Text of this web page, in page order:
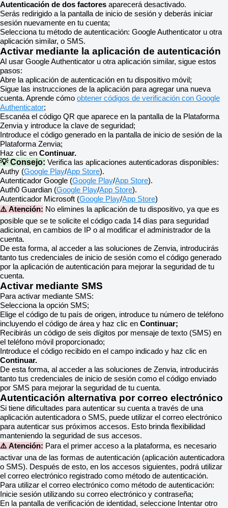
Autenticación de dos factores aparecerá desactivado.
Serás redirigido a la pantalla de inicio de sesión y deberás iniciar
sesión nuevamente en tu cuenta;
Selecciona tu método de autenticación: Google Authenticator u otra
aplicación similar, o SMS.
Activar mediante la aplicación de autenticación
Al usar Google Authenticator u otra aplicación similar, sigue estos
pasos:
Abre la aplicación de autenticación en tu dispositivo móvil;
Sigue las instrucciones de la aplicación para agregar una nueva
cuenta. Aprende cómo obtener códigos de verificación con Google
Authenticator;
Escanéa el código QR que aparece en la pantalla de la Plataforma
Zenvia y introduce la clave de seguridad;
Introduce el código generado en la pantalla de inicio de sesión de la
Plataforma Zenvia;
Haz clic en Continuar.
💡 Consejo: Verifica las aplicaciones autenticadoras disponibles:
Authy (Google Play/App Store).
Autenticador Google (Google Play/App Store).
Auth0 Guardian (Google Play/App Store).
Autenticador Microsoft (Google Play/App Store)
⚠️ Atención: No elimines la aplicación de tu dispositivo, ya que es
posible que se te solicite el código cada 14 días para seguridad
adicional, en cambios de IP o al modificar el administrador de la
cuenta.
De esta forma, al acceder a las soluciones de Zenvia, introducirás
tanto tus credenciales de inicio de sesión como el código generado
por la aplicación de autenticación para mejorar la seguridad de tu
cuenta.
Activar mediante SMS
Para activar mediante SMS:
Selecciona la opción SMS;
Elige el código de tu país de origen, introduce tu número de teléfono
incluyendo el código de área y haz clic en Continuar;
Recibirás un código de seis dígitos por mensaje de texto (SMS) en
el teléfono móvil proporcionado;
Introduce el código recibido en el campo indicado y haz clic en
Continuar.
De esta forma, al acceder a las soluciones de Zenvia, introducirás
tanto tus credenciales de inicio de sesión como el código enviado
por SMS para mejorar la seguridad de tu cuenta.
Autenticación alternativa por correo electrónico
Si tiene dificultades para autenticar su cuenta a través de una
aplicación autenticadora o SMS, puede utilizar el correo electrónico
para autenticar sus próximos accesos. Esto brinda flexibilidad
manteniendo la seguridad de sus accesos.
⚠️ Atención: Para el primer acceso a la plataforma, es necesario
activar una de las formas de autenticación (aplicación autenticadora
o SMS). Después de esto, en los accesos siguientes, podrá utilizar
el correo electrónico registrado como método de autenticación.
Para utilizar el correo electrónico como método de autenticación:
Inicie sesión utilizando su correo electrónico y contraseña;
En la pantalla de verificación de identidad, seleccione Intentar otro